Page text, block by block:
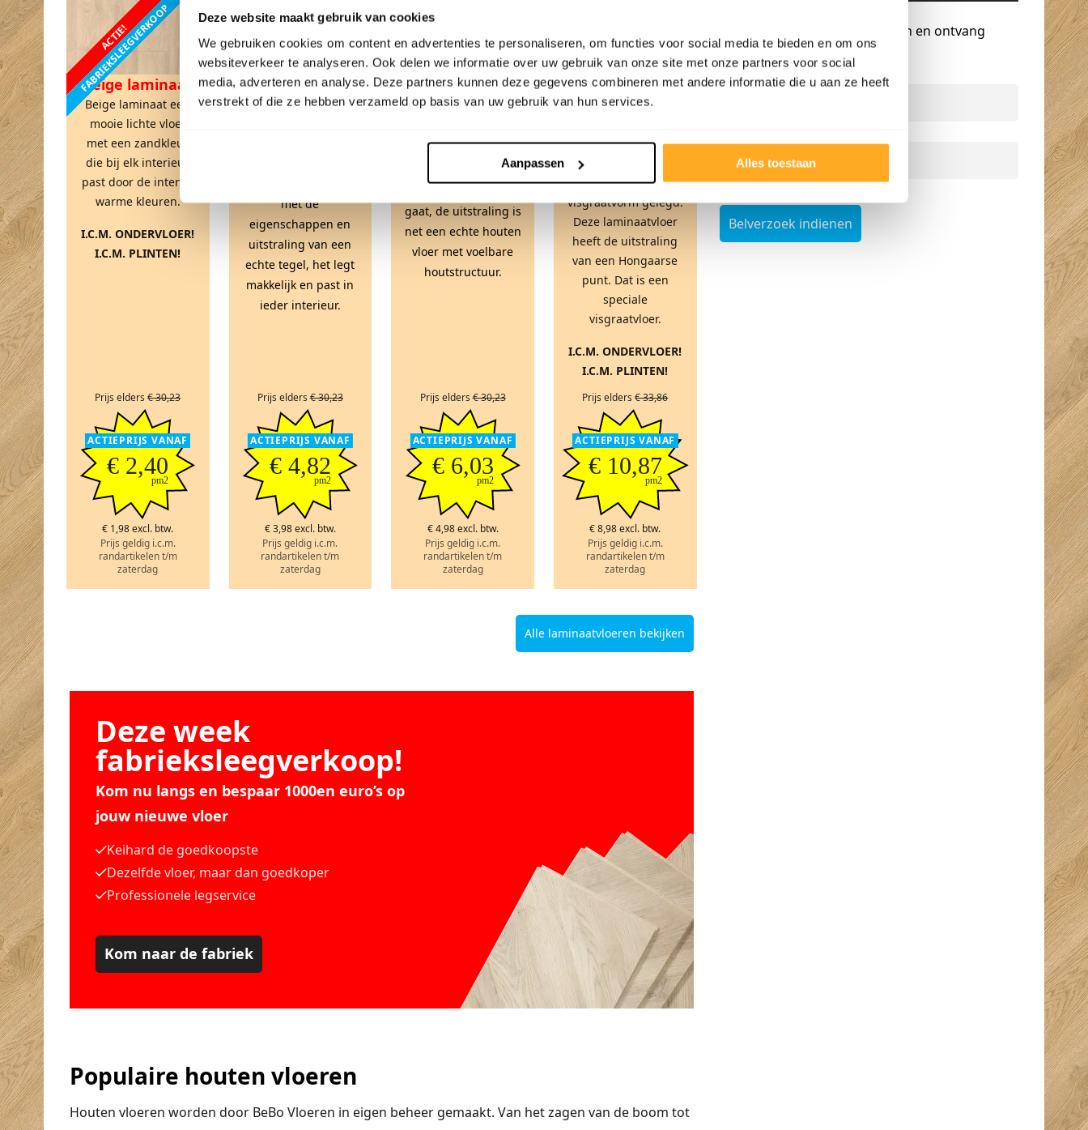
Deze website maakt gebruik van cookies
We gebruiken cookies om content en advertenties te personaliseren, om functies voor social media te bieden en om ons
websiteverkeer te analyseren. Ook delen we informatie over uw gebruik van onze site met onze partners voor social
media, adverteren en analyse. Deze partners kunnen deze gegevens combineren met andere informatie die u aan ze heeft
verstrekt of die ze hebben verzameld op basis van uw gebruik van hun services.
Aanpassen Alles toestaan
ACTIE!
FABRIEKSLEEGVERKOOP
Beige laminaat
Beige laminaat een
mooie lichte vloer
met een zandkleur
die bij elk interieur
past door de intense
warme kleuren.
I.C.M. ONDERVLOER!
I.C.M. PLINTEN!
Prijs elders€ 30,23
ACTIEPRIJS VANAF
€ 2,40
pm2
€ 1,98 excl. btw.
Prijs geldig i.c.m.
randartikelen t/m
zaterdag
ACTIE!
FABRIEKSLEEGVERKOOP
met de
eigenschappen en
uitstraling van een
echte tegel, het legt
makkelijk en past in
ieder interieur.
Prijs elders€ 30,23
ACTIEPRIJS VANAF
€ 4,82
pm2
€ 3,98 excl. btw.
Prijs geldig i.c.m.
randartikelen t/m
zaterdag
ACTIE!
FABRIEKSLEEGVERKOOP
PVC laminaat
vloer met de extra
harde slijtlaag die
gaat, de uitstraling is
net een echte houten
vloer met voelbare
houtstructuur.
Prijs elders€ 30,23
ACTIEPRIJS VANAF
€ 6,03
pm2
€ 4,98 excl. btw.
Prijs geldig i.c.m.
randartikelen t/m
zaterdag
ACTIE!
FABRIEKSLEEGVERKOOP
Visgraat
Laminaat in
visgraatvorm gelegd.
Deze laminaatvloer
heeft de uitstraling
van een Hongaarse
punt. Dat is een
speciale
visgraatvloer.
I.C.M. ONDERVLOER!
I.C.M. PLINTEN!
Prijs elders€ 33,86
ACTIEPRIJS VANAF
€ 10,87
pm2
€ 8,98 excl. btw.
Prijs geldig i.c.m.
randartikelen t/m
zaterdag
Alle laminaatvloeren bekijken
Deze week
fabrieksleegverkoop!
Kom nu langs en bespaar 1000en euro’s op
jouw nieuwe vloer
Keihard de goedkoopste
Dezelfde vloer, maar dan goedkoper
Professionele legservice
Kom naar de fabriek
Populaire houten vloeren
Houten vloeren worden door BeBo Vloeren in eigen beheer gemaakt. Van het zagen van de boom tot
Vraag een terugbelverzoek aan en ontvang
persoonlijk advies.
Naam
Belverzoek indienen